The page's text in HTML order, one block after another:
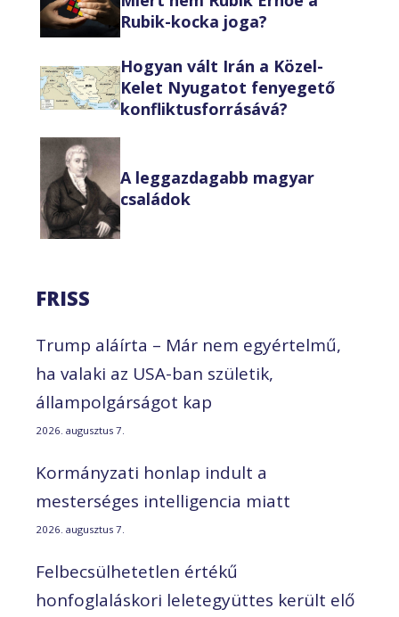
Rubik-kocka joga?
Hogyan vált Irán a Közel-
Kelet Nyugatot fenyegető
konfliktusforrásává?
A leggazdagabb magyar
családok
FRISS
Trump aláírta – Már nem egyértelmű,
ha valaki az USA-ban születik,
állampolgárságot kap
2026. augusztus 7.
Kormányzati honlap indult a
mesterséges intelligencia miatt
2026. augusztus 7.
Felbecsülhetetlen értékű
honfoglaláskori leletegyüttes került elő